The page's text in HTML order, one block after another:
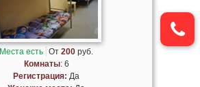
Места есть От200 руб.
Комнаты: 6
Регистрация: Да